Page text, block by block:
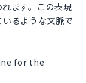
ます。この表現
るような文脈で
for the